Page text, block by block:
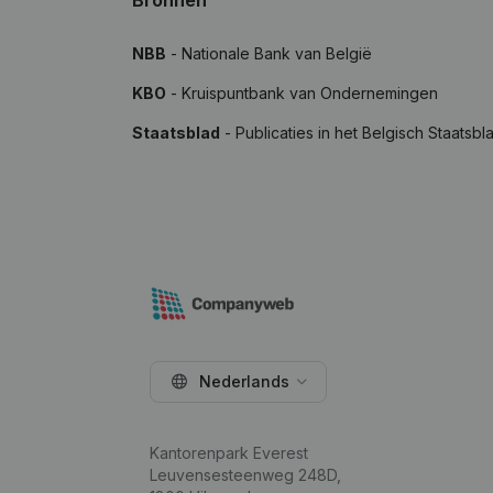
NBB - Nationale Bank van België
KBO - Kruispuntbank van Ondernemingen
Staatsblad - Publicaties in het Belgisch
Nederlands
Kantorenpark Everest
Leuvensesteenweg 248D,